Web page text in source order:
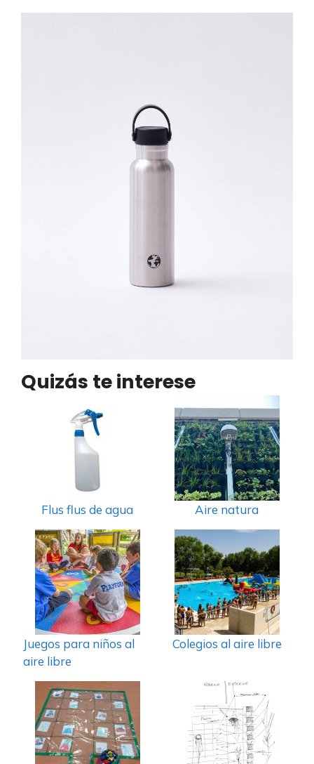
Quizás te interese
Flus flus de agua Aire natura
Juegos para niños al
aire libre
Colegios al aire libre